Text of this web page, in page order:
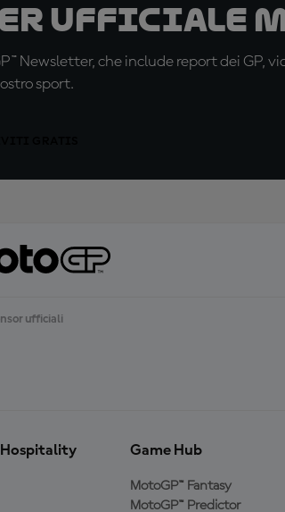
ufficiale
Newsletter, che include report dei GP,
sport.
ufficiali
Game Hub
MotoGP™ Fantasy
MotoGP™ Predictor